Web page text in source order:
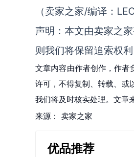
（卖家之家/编译：LEO
声明：本文由卖家之
则我们将保留追索权利
文章内容由作者创作，作者
许可，不得复制、转载、或
我们将及时核实处理。文章
来源： 卖家之家
优品推荐